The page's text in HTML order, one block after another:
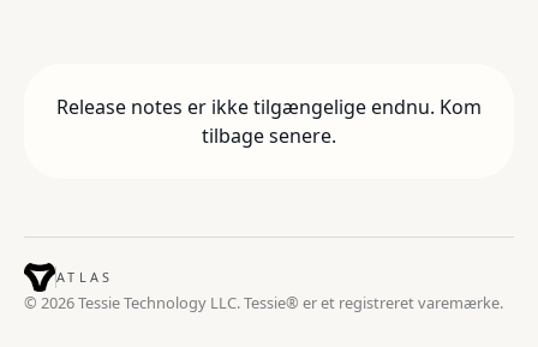
Release notes er ikke tilgængelige endnu. Kom
tilbage senere.
ATLAS
© 2026 Tessie Technology LLC. Tessie® er et registreret varemærke.